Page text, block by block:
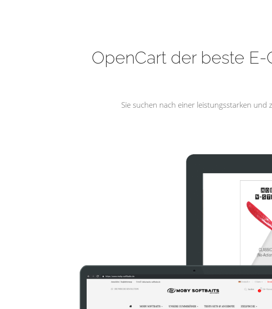
OpenCart der beste
Sie suchen nach einer leistungsstarken